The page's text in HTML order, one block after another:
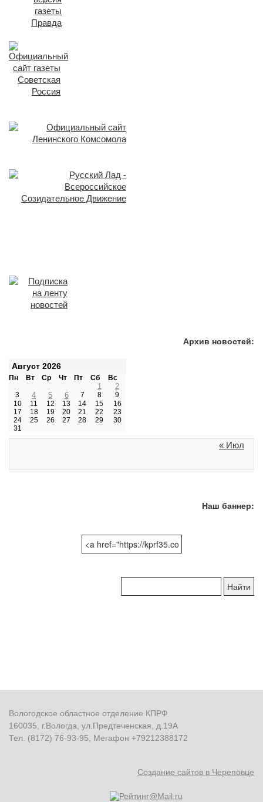
Архив новостей:
Август 2026
Пн Вт Ср Чт Пт Сб Вс
1 2
3 4 5 6 7 8
9
10
11 12 13 14 15
16
17
18 19 20 21 22
23
24
25 26 27 28 29
30
31
« Июл
Наш баннер:
по
Вологодское областное отделение КПРФ
160035, г.Вологда, ул.Предтеченская, д.19А
Тел. (8172) 76-93-95, Мегафон +79212388172
Создание сайтов в Череповце